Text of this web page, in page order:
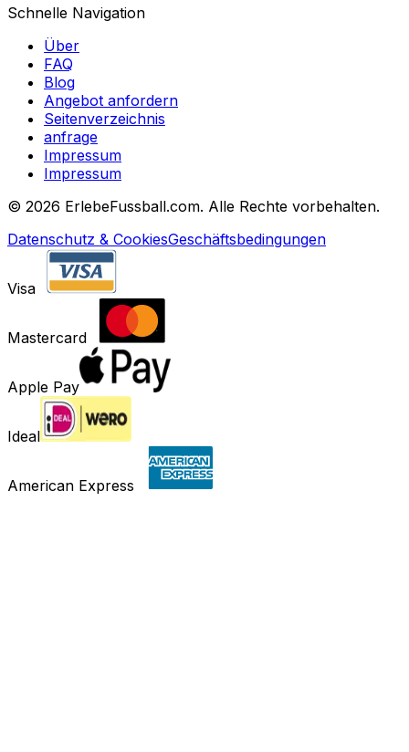
Schnelle Navigation
Über
FAQ
Blog
Angebot anfordern
Seitenverzeichnis
anfrage
Impressum
Impressum
© 2026 ErlebeFussball.com. Alle Rechte vorbehalten.
Datenschutz & CookiesGeschäftsbedingungen
Visa
Mastercard
Apple Pay
Ideal
American Express